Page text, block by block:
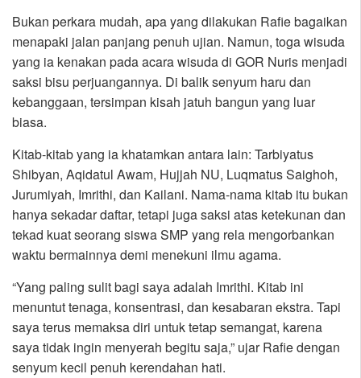
Bukan perkara mudah, apa yang dilakukan Rafie bagaikan
menapaki jalan panjang penuh ujian. Namun, toga wisuda
yang ia kenakan pada acara wisuda di GOR Nuris menjadi
saksi bisu perjuangannya. Di balik senyum haru dan
kebanggaan, tersimpan kisah jatuh bangun yang luar
biasa.
Kitab-kitab yang ia khatamkan antara lain: Tarbiyatus
Shibyan, Aqidatul Awam, Hujjah NU, Luqmatus Saighoh,
Jurumiyah, Imrithi, dan Kailani. Nama-nama kitab itu bukan
hanya sekadar daftar, tetapi juga saksi atas ketekunan dan
tekad kuat seorang siswa SMP yang rela mengorbankan
waktu bermainnya demi menekuni ilmu agama.
“Yang paling sulit bagi saya adalah Imrithi. Kitab ini
menuntut tenaga, konsentrasi, dan kesabaran ekstra. Tapi
saya terus memaksa diri untuk tetap semangat, karena
saya tidak ingin menyerah begitu saja,” ujar Rafie dengan
senyum kecil penuh kerendahan hati.